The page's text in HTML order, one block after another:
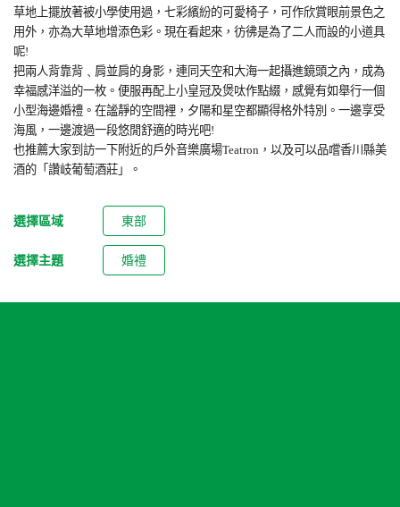
草地上擺放著被小學使用過，七彩繽紛的可愛椅子，可作欣賞眼前景色之
用外，亦為大草地增添色彩。現在看起來，彷彿是為了二人而設的小道具
呢!
把兩人背靠背﹑肩並肩的身影，連同天空和大海一起攝進鏡頭之內，成為
幸福感洋溢的一枚。便服再配上小皇冠及煲呔作點綴，感覺有如舉行一個
小型海邊婚禮。在謐靜的空間裡，夕陽和星空都顯得格外特別。一邊享受
海風，一邊渡過一段悠閒舒適的時光吧!
也推薦大家到訪一下附近的戶外音樂廣場Teatron ，以及可以品嚐香川縣美
酒的「讚岐葡萄酒莊」。
選擇區域 東部
選擇主題 婚禮